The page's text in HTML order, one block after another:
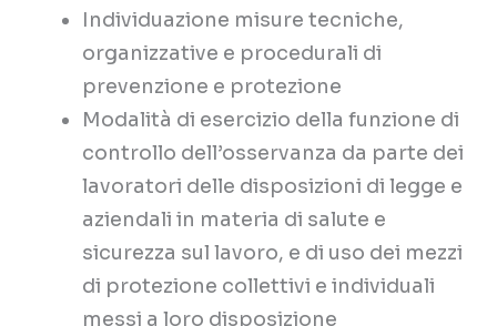
Individuazione misure tecniche,
organizzative e procedurali di
prevenzione e protezione
Modalità di esercizio della funzione di
controllo dell’osservanza da parte dei
lavoratori delle disposizioni di legge e
aziendali in materia di salute e
sicurezza sul lavoro, e di uso dei mezzi
di protezione collettivi e individuali
messi a loro disposizione